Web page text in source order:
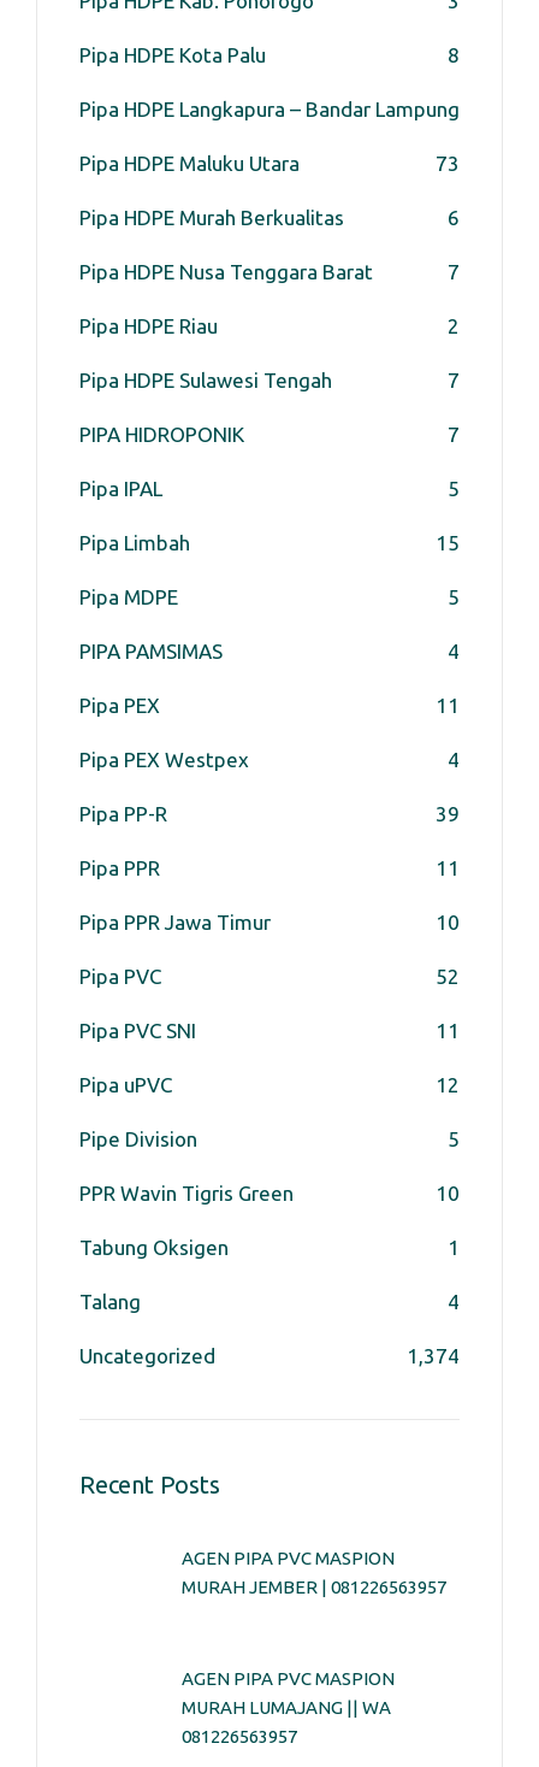
Pipa HDPE Kota Palu 8
Pipa HDPE Langkapura – Bandar Lampung
3
Pipa HDPE Maluku Utara 7
Pipa HDPE Murah Berkualitas 6
Pipa HDPE Nusa Tenggara Barat 7
Pipa HDPE Riau 2
Pipa HDPE Sulawesi Tengah 7
PIPA HIDROPONIK 7
Pipa IPAL 5
Pipa Limbah 15
Pipa MDPE 5
PIPA PAMSIMAS 4
Pipa PEX 11
Pipa PEX Westpex 4
Pipa PP-R 39
Pipa PPR 11
Pipa PPR Jawa Timur 10
Pipa PVC 52
Pipa PVC SNI 11
Pipa uPVC 12
Pipe Division 5
PPR Wavin Tigris Green 10
Tabung Oksigen 1
Talang 4
Uncategorized 1,374
Recent Posts
AGEN PIPA PVC MASPION
MURAH JEMBER | 081226563957
AGEN PIPA PVC MASPION
MURAH LUMAJANG || WA
081226563957